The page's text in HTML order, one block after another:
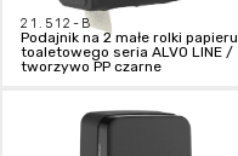
21.512-B
Podajnik na 2 małe rolki papieru
toaletowego seria ALVO LINE /
tworzywo PP czarne